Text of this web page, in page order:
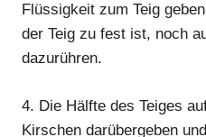
Flüssigkeit zum Teig
der Teig zu fest ist, noch
dazurühren.
4. Die Hälfte des Teiges
Kirschen darübergeben